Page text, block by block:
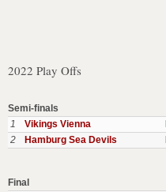
2022 Play Offs
Semi-finals
1
Vikings Vienna
2
Hamburg Sea Devils
Final